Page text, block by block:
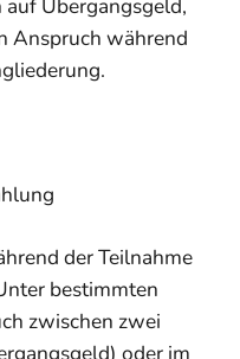
Übergangsgeld,
Anspruch während
der Teilnahme
bestimmten
zwischen zwei
oder im